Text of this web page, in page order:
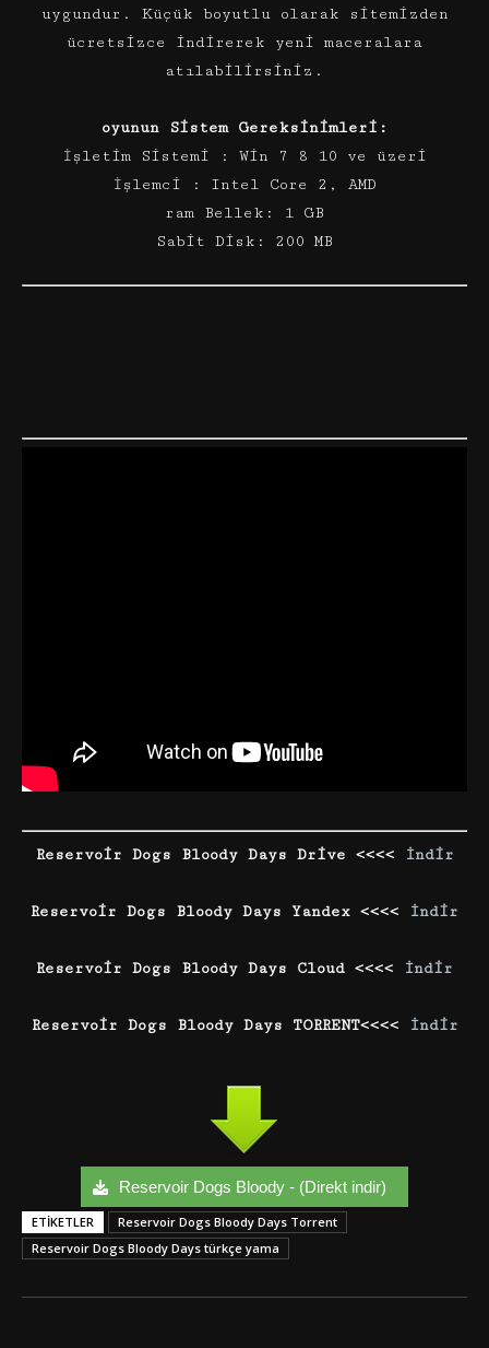
uygundur. Küçük boyutlu olarak sitemizden
ücretsizce indirerek yeni maceralara
atılabilirsiniz.
oyunun Sistem Gereksinimleri:
İşletim Sistemi : Win 7 8 10 ve üzeri
İşlemci : Intel Core 2, AMD
ram Bellek: 1 GB
Sabit Disk: 200 MB
Reservoir Dogs Bloody Days Drive <<<< İndir
Reservoir Dogs Bloody Days Yandex <<<< İndir
Reservoir Dogs Bloody Days Cloud <<<< İndir
Reservoir Dogs Bloody Days TORRENT<<<< İndir
Reservoir Dogs Bloody - (Direkt indir)
ETIKETLER
Reservoir Dogs Bloody Days Torrent
Reservoir Dogs Bloody Days türkçe yama